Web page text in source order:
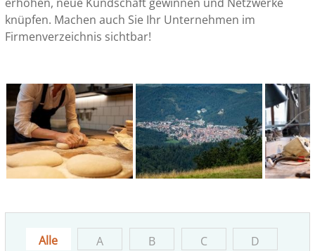
knüpfen. Machen auch Sie Ihr Unternehmen im
Firmenverzeichnis sichtbar!
Alle A B C
D